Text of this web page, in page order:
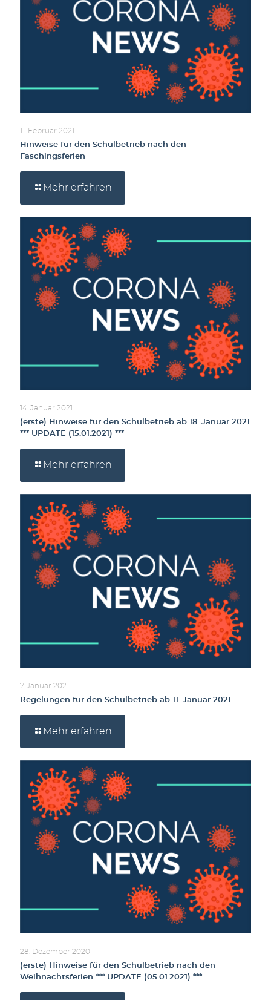
11. Februar 2021
Hinweise für den Schulbetrieb nach den
Faschingsferien
Mehr erfahren
14. Januar 2021
(erste) Hinweise für den Schulbetrieb ab 18. Januar 2021
*** UPDATE (15.01.2021) ***
Mehr erfahren
7. Januar 2021
Regelungen für den Schulbetrieb ab 11. Januar 2021
Mehr erfahren
28. Dezember 2020
(erste) Hinweise für den Schulbetrieb nach den
Weihnachtsferien *** UPDATE (05.01.2021) ***